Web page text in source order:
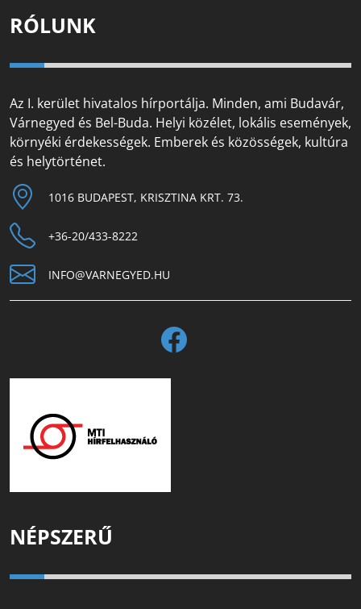
RÓLUNK
Az I. kerület hivatalos hírportálja. Minden, ami Budavár,
Várnegyed és Bel-Buda. Helyi közélet, lokális események,
környéki érdekességek. Emberek és közösségek, kultúra
és helytörténet.
1016 BUDAPEST, KRISZTINA KRT. 73.
+36-20/433-8222
INFO@VARNEGYED.HU
NÉPSZERŰ